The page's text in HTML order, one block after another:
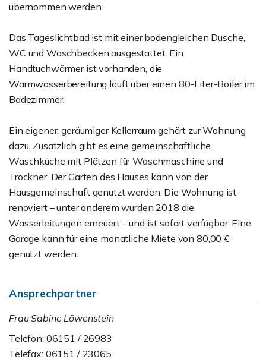
übernommen werden.
Das Tageslichtbad ist mit einer bodengleichen Dusche,
WC und Waschbecken ausgestattet. Ein
Handtuchwärmer ist vorhanden, die
Warmwasserbereitung läuft über einen 80-Liter-Boiler im
Badezimmer.
Ein eigener, geräumiger Kellerraum gehört zur Wohnung
dazu. Zusätzlich gibt es eine gemeinschaftliche
Waschküche mit Plätzen für Waschmaschine und
Trockner. Der Garten des Hauses kann von der
Hausgemeinschaft genutzt werden. Die Wohnung ist
renoviert – unter anderem wurden 2018 die
Wasserleitungen erneuert – und ist sofort verfügbar. Eine
Garage kann für eine monatliche Miete von 80,00 €
genutzt werden.
Ansprechpartner
Frau Sabine Löwenstein
Telefon: 06151 / 26983
Telefax: 06151 / 23065